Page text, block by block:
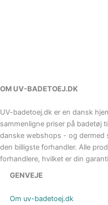
OM UV-BADETOEJ.DK
UV-badetoej.dk er en dansk
sammenligne priser på badetøj
danske webshops - og dermed
den billigste forhandler. Alle
forhandlere, hvilket er din
GENVEJE
Om uv-badetoej.dk